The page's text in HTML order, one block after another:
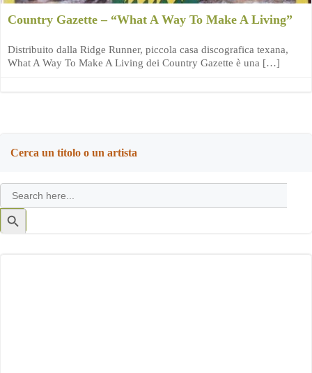
Country Gazette – “What A Way To Make A Living”
Distribuito dalla Ridge Runner, piccola casa discografica texana,
What A Way To Make A Living dei Country Gazette è una […]
Cerca un titolo o un artista
Search
for:
Search
Button